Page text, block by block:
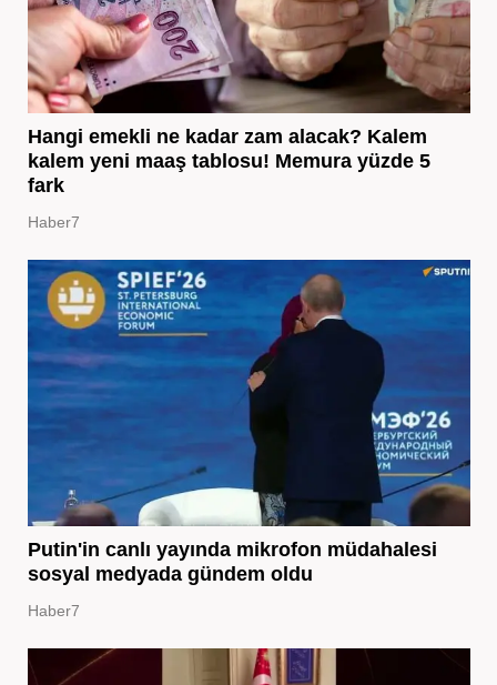
Hangi emekli ne kadar zam alacak? Kalem
kalem yeni maaş tablosu! Memura yüzde 5
fark
Haber7
Putin'in canlı yayında mikrofon müdahalesi
sosyal medyada gündem oldu
Haber7